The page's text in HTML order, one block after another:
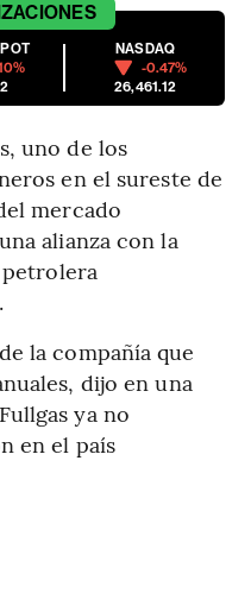
NASDAQ
-0.47%
26,461.12
uno de los
en el sureste de
mercado
alianza con la
la compañía que
dijo en una
ya no
en el país